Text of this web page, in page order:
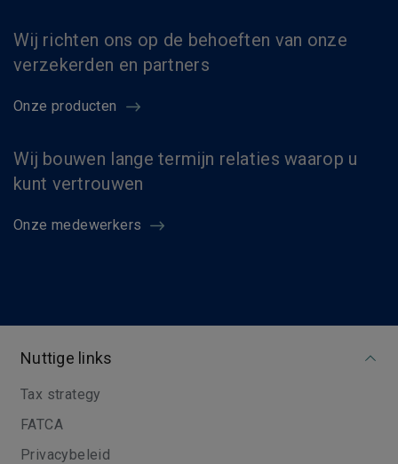
Wij richten ons op de behoeften van onze
verzekerden en partners
Onze producten
Wij bouwen lange termijn relaties waarop u
kunt vertrouwen
Onze medewerkers
Nuttige links
Tax strategy
FATCA
Privacybeleid